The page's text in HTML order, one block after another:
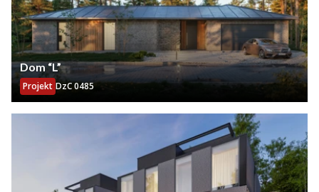
Dom “L”
Projekt DzC 0485